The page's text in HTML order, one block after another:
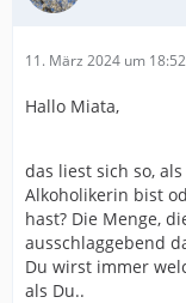
11. März 2024 um 18:52
Hallo Miata,
das liest sich so,
Alkoholikerin bist
hast? Die Menge,
ausschlaggebend
Du wirst immer
als Du..